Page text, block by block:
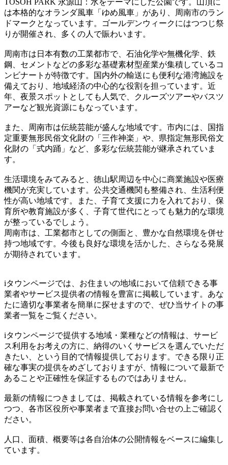
TOSOH PARK 永源山：水をテーマにした公園です。山頂に
は本格的なオランダ風車「ゆめ風車」があり、周南市のラン
ドマークとなっています。ゴールデンウィークにはつつじ祭
りが開催され、多くの人で賑わいます。
周南市は日本有数の工業都市で、石油化学や無機化学、鉄
鋼、セメントなどの多彩な基礎素材型産業が集積しているコ
ンビナートが特徴です。国内外の輸送にも便利な港湾施設を
備えており、地域経済の中心的な役割を担っています。近
年、夜景スポットとしても人気で、クルーズツアーやバスツ
アーなど観光資源にもなっています。
また、周南市は伝統芸能が盛んな地域です。市内には、国指
定重要無形民俗文化財の「三作神楽」や、県指定無形民俗文
化財の「式内踊」など、多彩な伝統芸能が継承されていま
す。
生活環境をみてみると、徳山駅周辺を中心に商業施設や医療
機関が充実しています。公共交通機関も整備され、生活利便
性が高い地域です。また、子育て支援に力を入れており、保
育所や教育施設が多く、子育て世代にとっても魅力的な環境
が整っているでしょう。
周南市は、工業都市としての側面と、豊かな自然環境を併せ
持つ地域です。今後も良好な環境を活かした、さらなる発展
が期待されています。
iタウンページでは、お住まいの地域において信頼できる事
業者やサービス提供者の情報を豊富に掲載しています。あな
たに適切な事業者を簡単に探せますので、ぜひ当サイトの事
業者一覧をご覧ください。
iタウンページで提供する地域・業種などの情報は、サービ
ス利用をお考えの方に、納得のいくサービスを選んでいただ
きたい、という目的で情報提供しております。できる限り正
確な事実の提供をめざしておりますが、情報について最新で
あることや正確性を保証するものではありません。
最新の情報につきましては、掲載されている情報を参考にし
つつ、各市区役所や事業者まで直接お問い合せの上ご確認く
ださい。
人口、面積、概要等は各自治体の公開情報をベースに編集し
ています。